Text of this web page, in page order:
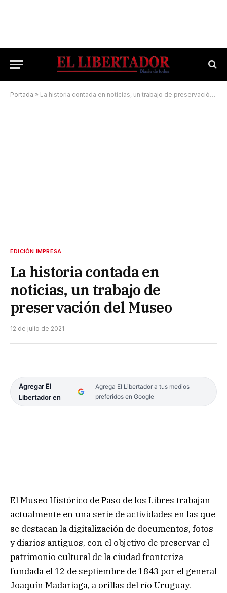
Portada » La historia contada en noticias, un trabajo de preservación del Museo
EDICIÓN IMPRESA
La historia contada en
noticias, un trabajo de
preservación del Museo
12 de julio de 2021
Agregar El
Libertador en
Agrega El Libertador a tus medios
preferidos en Google
El Museo Histórico de Paso de los Libres trabajan
actualmente en una serie de actividades en las que
se destacan la digitalización de documentos, fotos
y diarios antiguos, con el objetivo de preservar el
patrimonio cultural de la ciudad fronteriza
fundada el 12 de septiembre de 1843 por el general
Joaquín Madariaga, a orillas del río Uruguay.